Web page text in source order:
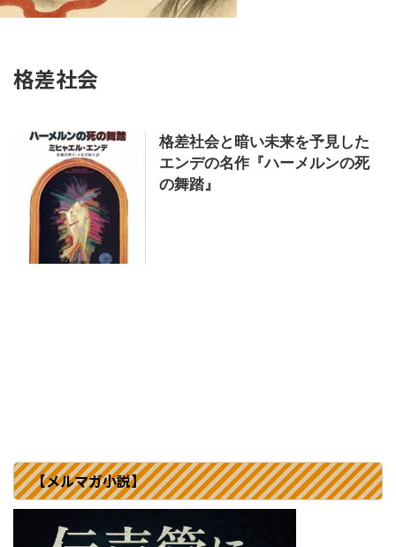
格差社会
格差社会と暗い未来を予見した
エンデの名作『ハーメルンの死
の舞踏』
【メルマガ小説】